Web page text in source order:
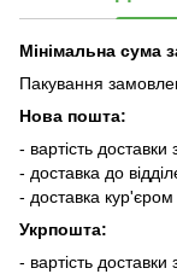
Мінімальна сума
Пакування
Нова пошта:
- вартість
- доставка до
- доставка кур'єром
Укрпошта:
- вартість